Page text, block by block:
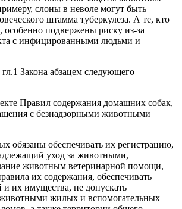
слоны в неволе могут быть
штамма туберкулеза. А те, кто
особенно подвержены риску из-за
с инфицированными людьми и
Закона абзацем следующего
Правил содержания домашних собак,
с безнадзорными животными
обязаны обеспечивать их регистрацию,
уход за животными,
животным ветеринарной помощи,
их содержания, обеспечивать
и их имущества, не допускать
животными жилых и вспомогательных